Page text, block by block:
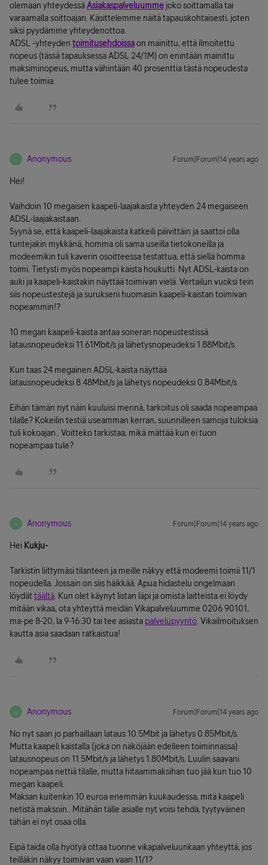
olemaan yhteydessäAsiakaspalveluumme joko soittamalla tai
varaamalla soittoajan. Käsittelemme näitä tapauskohtaisesti, joten
siksi pyydämme yhteydenottoa.
ADSL -yhteyden toimitusehdoissaon mainittu, että ilmoitettu
nopeus (tässä tapauksessa ADSL 24/1M) on enintään mainittu
maksiminopeus, mutta vähintään 40 prosenttia tästä nopeudesta
tulee toimia.
A Anonymous Forum|Forum|14 years ago
Hei!
Vaihdoin 10 megaisen kaapeli-laajakaista yhteyden 24 megaiseen
ADSL-laajakaistaan.
Syynä se, että kaapeli-laajakaista katkeili päivittäin ja saattoi olla
tuntejakin mykkänä, homma oli sama useilla tietokoneilla ja
modeemikin tuli kaverin osoitteessa testattua, että siellä homma
toimi. Tietysti myös nopeampi kaista houkutti. Nyt ADSL-kaista on
auki ja kaapeli-kaistakin näyttää toimivan vielä. Vertailun vuoksi tein
siis nopeustestejä ja surukseni huomasin kaapeli-kaistan toimivan
nopeammin!?
10 megan kaapeli-kaista antaa soneran nopeustestissä
latausnopeudeksi 11.61Mbit/s ja lähetysnopeudeksi 1.88Mbit/s.
Kun taas 24 megainen ADSL-kaista näyttää
latausnopeudeksi 8.48Mbit/s ja lähetys nopeudeksi 0.84Mbit/s
Eihän tämän nyt näin kuuluisi mennä, tarkoitus oli saada nopeampaa
tilalle? Kokeilin testiä useamman kerran, suunnilleen samoja tuloksia
tuli kokoajan.. Voitteko tarkistaa, mikä mättää kun ei tuon
nopeampaa tule?
A Anonymous Forum|Forum|14 years ago
Hei Kukju-
Tarkistin liittymäsi tilanteen ja meille näkyy että modeemi toimii 11/1
nopeudella. Jossain on siis häikkää. Apua hidastelu ongelmaan
löydät täältä . Kun olet käynyt listan läpi ja omista laitteista ei löydy
mitään vikaa, ota yhteyttä meidän Vikapalveluumme 0206 90101,
ma-pe 8-20, la 9-16:30 tai tee asiasta palvelupyyntö . Vikailmoituksen
kautta asia saadaan ratkaistua!
A Anonymous Forum|Forum|14 years ago
No nyt saan jo parhaillaan lataus 10.5Mbit ja lähetys 0.85Mbit/s.
Mutta kaapeli kaistalla (joka on näköjään edelleen toiminnassa)
latausnopeus on 11.5Mbit/s ja lähetys 1.80Mbit/s. Luulin saavani
nopeampaa nettiä tilalle, mutta hitaammaksihan tuo jää kun tuo 10
megan kaapeli.
Maksan kuitenkin 10 euroa enemmän kuukaudessa, mitä kaapeli
netistä maksoin.. Mitähän tälle asialle nyt voisi tehdä, tyytyväinen
tähän ei nyt osaa olla.
Eipä taida olla hyötyä ottaa tuonne vikapalveluunkaan yhteyttä, jos
teilläkin näkyy toimivan vaan vaan 11/1?